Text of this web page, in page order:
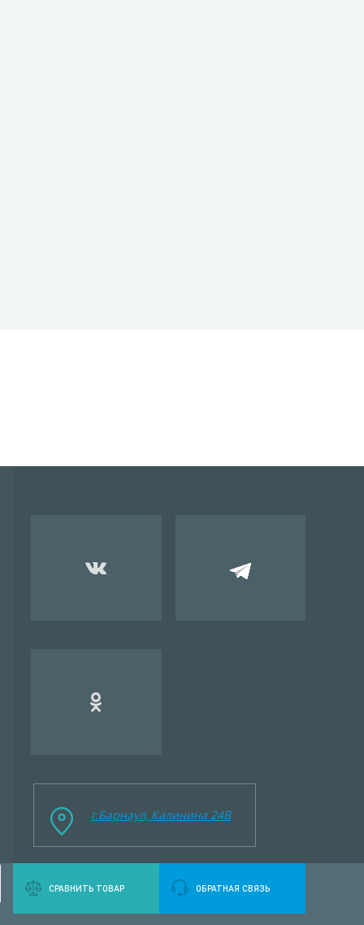
г.Барнаул, Калинина 24B
СРАВНИТЬ ТОВАР ОБРАТНАЯ СВЯЗЬ